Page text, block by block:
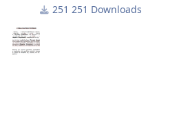
251 Downloads